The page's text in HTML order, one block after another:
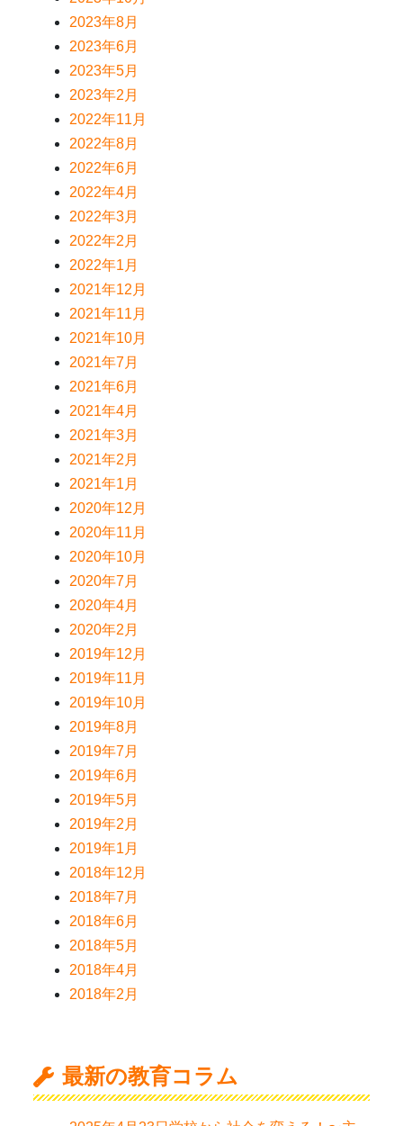
2023年8月
2023年6月
2023年5月
2023年2月
2022年11月
2022年8月
2022年6月
2022年4月
2022年3月
2022年2月
2022年1月
2021年12月
2021年11月
2021年10月
2021年7月
2021年6月
2021年4月
2021年3月
2021年2月
2021年1月
2020年12月
2020年11月
2020年10月
2020年7月
2020年4月
2020年2月
2019年12月
2019年11月
2019年10月
2019年8月
2019年7月
2019年6月
2019年5月
2019年2月
2019年1月
2018年12月
2018年7月
2018年6月
2018年5月
2018年4月
2018年2月
最新の教育コラム